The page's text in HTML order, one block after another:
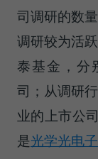
司调研的数
调研较为活
泰基金，分
司；从调研
业的上市公
是光学光电子